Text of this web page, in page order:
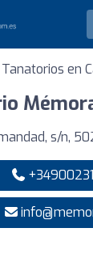
Tanatorios en
s/n,